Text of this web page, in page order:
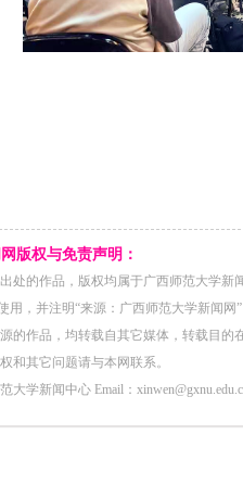
版权与免责声明：
处的作品，版权均属于广西师范大学新
用，并注明“来源：广西师范大学新闻
的作品，均转载自其它媒体，转载目的
和其它问题请与本网联系。
大学新闻中心 Email：